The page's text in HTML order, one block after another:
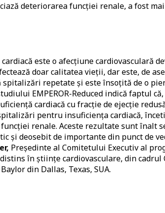
deteriorarea funcției renale, a fost
este o afecțiune cardiovasculară
doar calitatea vieții, dar este, de
spitalizări repetate și este însoțită de o
EMPEROR-Reduced indică faptul
cardiacă cu fracție de ejecție
pentru insuficiența cardiacă,
renale. Aceste rezultate sunt înalt
și deosebit de importante din punct de
Președinte al Comitetului Executiv al
în științe cardiovasculare, din
din Dallas, Texas, SUA.